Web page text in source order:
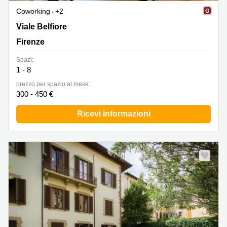
Coworking
+2
Viale Belfiore 10, Firenze
Viale Belfiore
Firenze
Spazi:
1 - 8
prezzo per spazio al mese:
300 - 450 €
Ricevi informazioni